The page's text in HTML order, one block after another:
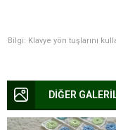
Bilgi: Klavye yön tuşlarını
DİĞER